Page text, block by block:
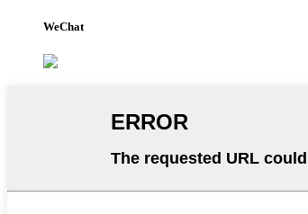
WeChat